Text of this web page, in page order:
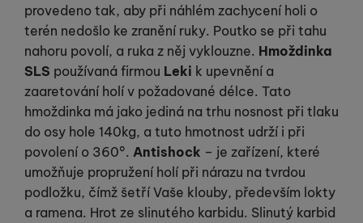
provedeno tak, aby při náhlém zachycení holi o
terén nedošlo ke zranění ruky. Poutko se při tahu
nahoru povolí, a ruka z něj vyklouzne. Hmoždinka
SLS používaná firmou Leki k upevnění a
zaaretování holí v požadované délce. Tato
hmoždinka má jako jediná na trhu nosnost při tlaku
do osy hole 140kg, a tuto hmotnost udrží i při
povolení o 360°. Antishock – je zařízení, které
umožňuje propružení holí při nárazu na tvrdou
podložku, čímž šetří Vaše klouby, především lokty
a ramena. Hrot ze slinutého karbidu. Slinutý karbid